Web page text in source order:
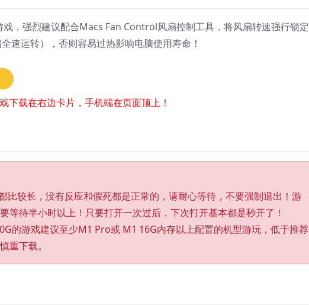
，强烈建议配合Macs Fan Control风扇控制工具，将风扇转速强行锁定
速运转），否则容易过热影响电脑使用寿命！
下载在右边卡片，手机端在页面顶上！
比较长，没有反应和假死都是正常的，请耐心等待，不要强制退出！游
等待半小时以上！只要打开一次过后，下次打开基本都是秒开了！
的游戏建议至少M1 Pro或 M1 16G内存以上配置的机型游玩，低于推荐
重下载。